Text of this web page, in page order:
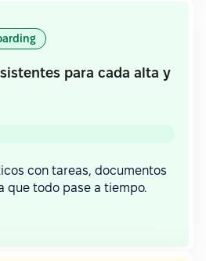
para cada alta y
con tareas, documentos
que todo pase a tiempo.